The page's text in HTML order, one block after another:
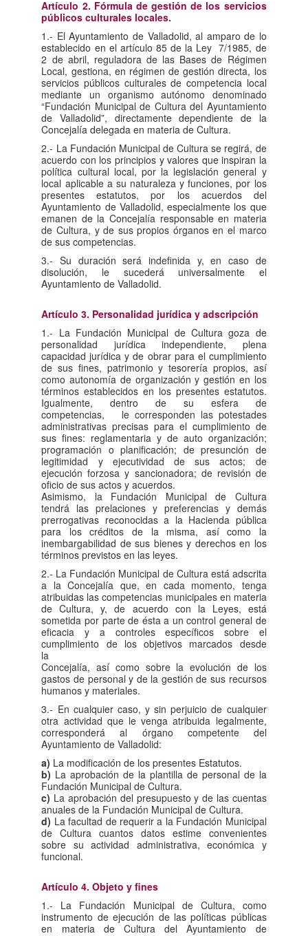
Artículo 2. Fórmula de gestión de los servicios
públicos culturales locales.
1.- El Ayuntamiento de Valladolid, al amparo de lo
establecido en el artículo 85 de la Ley 7/1985, de
2 de abril, reguladora de las Bases de Régimen
Local, gestiona, en régimen de gestión directa, los
servicios públicos culturales de competencia local
mediante un organismo autónomo denominado
“Fundación Municipal de Cultura del Ayuntamiento
de Valladolid”, directamente dependiente de la
Concejalía delegada en materia de Cultura.
2.- La Fundación Municipal de Cultura se regirá, de
acuerdo con los principios y valores que inspiran la
política cultural local, por la legislación general y
local aplicable a su naturaleza y funciones, por los
presentes estatutos, por los acuerdos del
Ayuntamiento de Valladolid, especialmente los que
emanen de la Concejalía responsable en materia
de Cultura, y de sus propios órganos en el marco
de sus competencias.
3.- Su duración será indefinida y, en caso de
disolución, le sucederá universalmente el
Ayuntamiento de Valladolid.
Artículo 3. Personalidad jurídica y adscripción
1.- La Fundación Municipal de Cultura goza de
personalidad jurídica independiente, plena
capacidad jurídica y de obrar para el cumplimiento
de sus fines, patrimonio y tesorería propios, así
como autonomía de organización y gestión en los
términos establecidos en los presentes estatutos.
Igualmente, dentro de su esfera de
competencias, le corresponden las potestades
administrativas precisas para el cumplimiento de
sus fines: reglamentaria y de auto organización;
programación o planificación; de presunción de
legitimidad y ejecutividad de sus actos; de
ejecución forzosa y sancionadora; de revisión de
oficio de sus actos y acuerdos.
Asimismo, la Fundación Municipal de Cultura
tendrá las prelaciones y preferencias y demás
prerrogativas reconocidas a la Hacienda pública
para los créditos de la misma, así como la
inembargabilidad de sus bienes y derechos en los
términos previstos en las leyes.
2.- La Fundación Municipal de Cultura está adscrita
a la Concejalía que, en cada momento, tenga
atribuidas las competencias municipales en materia
de Cultura, y, de acuerdo con la Leyes, está
sometida por parte de ésta a un control general de
eficacia y a controles específicos sobre el
cumplimiento de los objetivos marcados desde
la
Concejalía, así como sobre la evolución de los
gastos de personal y de la gestión de sus recursos
humanos y materiales.
3.- En cualquier caso, y sin perjuicio de cualquier
otra actividad que le venga atribuida legalmente,
corresponderá al órgano competente del
Ayuntamiento de Valladolid:
a) La modificación de los presentes Estatutos.
b) La aprobación de la plantilla de personal de la
Fundación Municipal de Cultura.
c) La aprobación del presupuesto y de las cuentas
anuales de la Fundación Municipal de Cultura.
d) La facultad de requerir a la Fundación Municipal
de Cultura cuantos datos estime convenientes
sobre su actividad administrativa, económica y
funcional.
Artículo 4. Objeto y fines
1.- La Fundación Municipal de Cultura, como
instrumento de ejecución de las políticas públicas
en materia de Cultura del Ayuntamiento de